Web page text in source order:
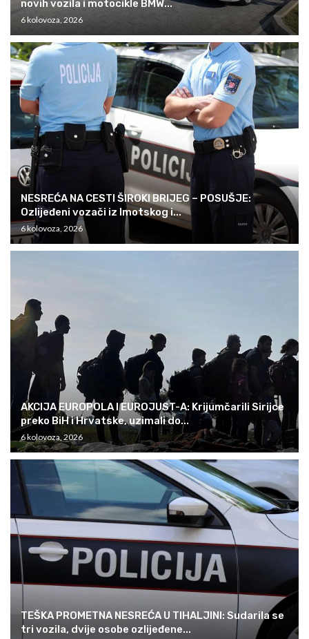
novih vozila i motocikle BMW...
6 kolovoza, 2026
NESREĆA NA CESTI ŠIROKI BRIJEG – POSUŠJE:
Ozlijeđeni vozači iz Imotskog i...
6 kolovoza, 2026
AKCIJA EUROPOLA I EUROJUST-A: Krijumčarili Sirijce
preko BiH i Hrvatske, uzimali do...
6 kolovoza, 2026
TEŠKA PROMETNA NESREĆA U TIHALJINI: Sudarila se
tri vozila, dvije osobe ozlijeđene...